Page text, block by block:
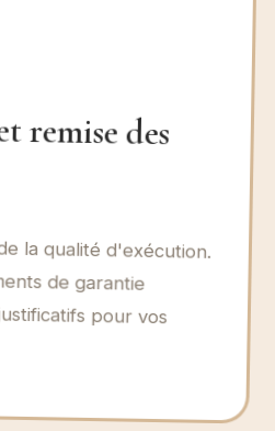
remise des
la qualité d'exécution.
de garantie
justificatifs pour vos